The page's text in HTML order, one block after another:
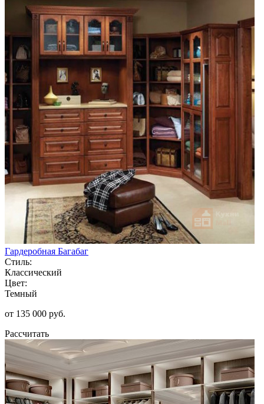
Гардеробная Багабаг
Стиль:
Классический
Цвет:
Темный
от 135 000 руб.
Рассчитать